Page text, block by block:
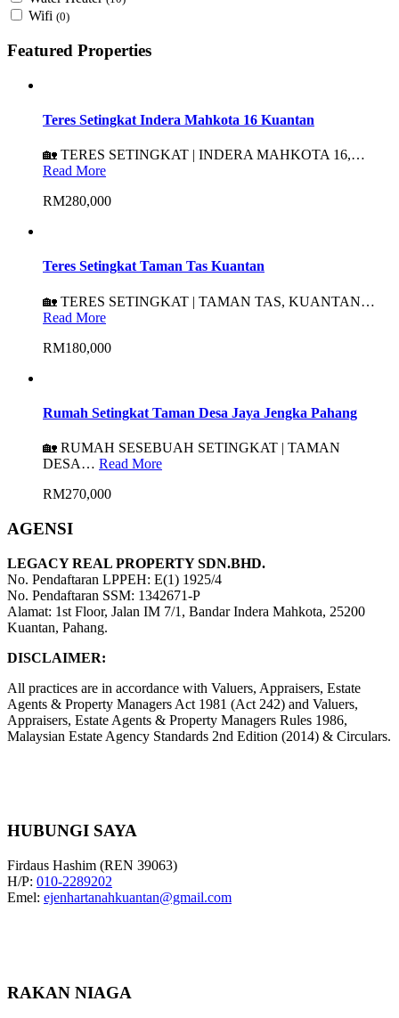
Wifi (0)
Featured Properties
Teres Setingkat Indera Mahkota 16 Kuantan
🏡 TERES SETINGKAT | INDERA MAHKOTA 16,…
Read More
RM280,000
Teres Setingkat Taman Tas Kuantan
🏡 TERES SETINGKAT | TAMAN TAS, KUANTAN…
Read More
RM180,000
Rumah Setingkat Taman Desa Jaya Jengka Pahang
🏡 RUMAH SESEBUAH SETINGKAT | TAMAN
DESA… Read More
RM270,000
AGENSI
LEGACY REAL PROPERTY SDN.BHD.
No. Pendaftaran LPPEH: E(1) 1925/4
No. Pendaftaran SSM: 1342671-P
Alamat: 1st Floor, Jalan IM 7/1, Bandar Indera Mahkota, 25200
Kuantan, Pahang.
DISCLAIMER:
All practices are in accordance with Valuers, Appraisers, Estate
Agents & Property Managers Act 1981 (Act 242) and Valuers,
Appraisers, Estate Agents & Property Managers Rules 1986,
Malaysian Estate Agency Standards 2nd Edition (2014) & Circulars.
HUBUNGI SAYA
Firdaus Hashim (REN 39063)
H/P: 010-2289202
Emel: ejenhartanahkuantan@gmail.com
RAKAN NIAGA